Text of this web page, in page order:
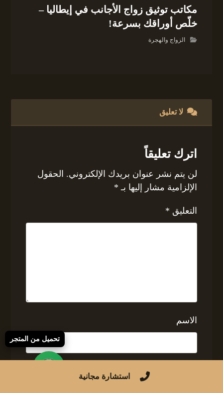
مكاتب توثيق زواج الأجانب في إيطاليا –
خلّص أوراقك بسرعة!
الزواج والهجرة
لا تعليق
اترك تعليقاً
لن يتم نشر عنوان بريدك الإلكتروني. الحقول
الإلزامية مشار إليها بـ *
التعليق *
الاسم
البريد الإلكتروني
استشارة مجانية
تحميل من المتجر